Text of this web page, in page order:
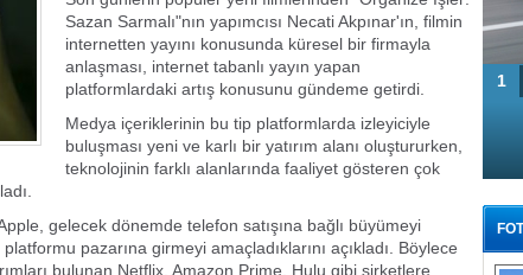
Sazan Sarmalı"nın yapımcısı Necati Akpınar'ın, filmin
internetten yayını konusunda küresel bir firmayla
anlaşması, internet tabanlı yayın yapan
platformlardaki artış konusunu gündeme getirdi.
Medya içeriklerinin bu tip platformlarda izleyiciyle
buluşması yeni ve karlı bir yatırım alanı oluştururken,
teknolojinin farklı alanlarında faaliyet gösteren çok
gelecek dönemde telefon satışına bağlı büyümeyi
pazarına girmeyi amaçladıklarını açıkladı. Böylece
bulunan Netflix, Amazon Prime, Hulu gibi şirketlere
1